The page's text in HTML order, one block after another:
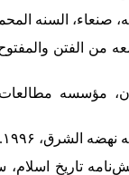
من الفتن
تهران، مؤسسه